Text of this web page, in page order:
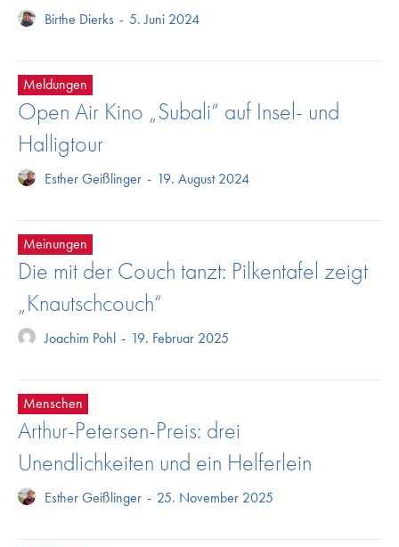
Birthe Dierks - 5. Juni 2024
Meldungen
Open Air Kino „Subali“ auf Insel- und
Halligtour
Esther Geißlinger - 19. August 2024
Meinungen
Die mit der Couch tanzt: Pilkentafel zeigt
„Knautschcouch“
Joachim Pohl - 19. Februar 2025
Menschen
Arthur-Petersen-Preis: drei
Unendlichkeiten und ein Helferlein
Esther Geißlinger - 25. November 2025